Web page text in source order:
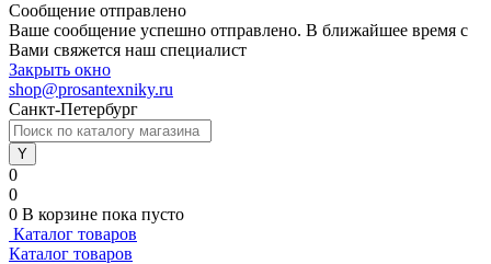
Сообщение отправлено
Ваше сообщение успешно отправлено. В ближайшее время с
Вами свяжется наш специалист
Закрыть окно
shop@prosantexniky.ru
Санкт-Петербург
0
0
0 В корзине пока пусто
Каталог товаров
Каталог товаров